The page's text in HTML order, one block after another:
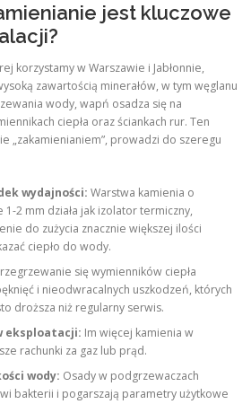
jest kluczowe
korzystamy w Warszawie i Jabłonnie,
zawartością minerałów, w tym węglanu
wody, wapń osadza się na
ciepła oraz ściankach rur. Ten
„zakamienianiem”, prowadzi do szeregu
wydajności: Warstwa kamienia o
2 mm działa jak izolator termiczny,
do zużycia znacznie większej ilości
ciepło do wody.
się wymienników ciepła
i nieodwracalnych uszkodzeń, których
droższa niż regularny serwis.
eksploatacji: Im więcej kamienia w
rachunki za gaz lub prąd.
wody: Osady w podgrzewaczach
bakterii i pogarszają parametry użytkowe